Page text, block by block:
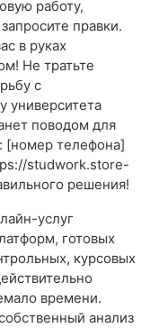
работу,
правки.
в руках
Не тратьте
с
университета
поводом для
[номер телефона]
studwork.store-
решения!
услуг
готовых
курсовых
времени.
анализ